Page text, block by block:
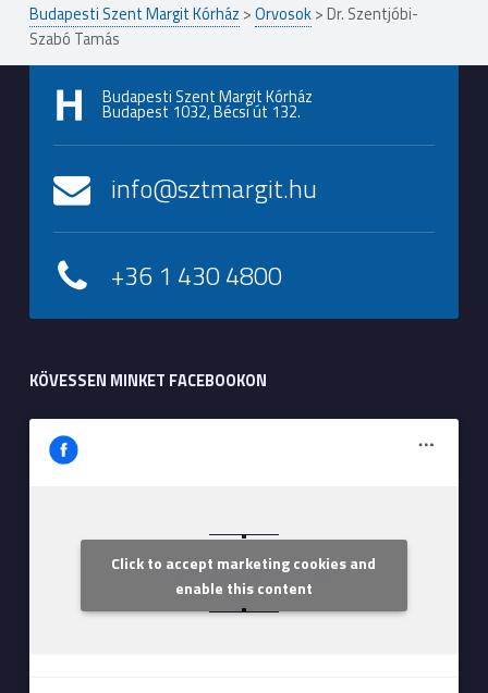
Budapesti Szent Margit Kórház >Orvosok> Dr. Szentjóbi-
Szabó Tamás
Budapesti Szent Margit Kórház
Budapest 1032, Bécsi út 132.
info@sztmargit.hu
+36 1 430 4800
KÖVESSEN MINKET FACEBOOKON
Szent Margit Kórház
Click to accept marketing cookies and
enable this content